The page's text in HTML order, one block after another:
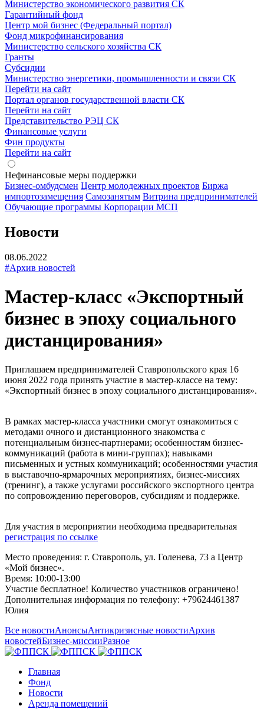
Министерство экономического развития СК
Гарантийный фонд
Центр мой бизнес (Федеральный портал)
Фонд микрофинансирования
Министерство сельского хозяйства СК
Гранты
Субсидии
Министерство энергетики, промышленности и связи СК
Перейти на сайт
Портал органов государственной власти СК
Перейти на сайт
Представительство РЭЦ СК
Финансовые услуги
Фин продукты
Перейти на сайт
Нефинансовые меры поддержки
Бизнес-омбудсмен Центр молодежных проектов Биржа
импортозамещения Cамозанятым Витрина предпринимателей
Обучающие программы Корпорации МСП
Новости
08.06.2022
#Архив новостей
Мастер-класс «Экспортный
бизнес в эпоху социального
дистанцирования»
Приглашаем предпринимателей Ставропольского края 16
июня 2022 года принять участие в мастер-классе на тему:
«Экспортный бизнес в эпоху социального дистанцирования».
В рамках мастер-класса участники смогут ознакомиться с
методами очного и дистанционного знакомства с
потенциальным бизнес-партнерами; особенностям бизнес-
коммуникаций (работа в мини-группах); навыками
письменных и устных коммуникаций; особенностями участия
в выставочно-ярмарочных мероприятиях, бизнес-миссиях
(тренинг), а также услугами российского экспортного центра
по сопровождению переговоров, субсидиям и поддержке.
Для участия в мероприятии необходима предварительная
регистрация по ссылке
Место проведения: г. Ставрополь, ул. Голенева, 73 а Центр
«Мой бизнес».
Время: 10:00-13:00
Участие бесплатное! Количество участников ограничено!
Дополнительная информация по телефону: +79624461387
Юлия
Все новостиАнонсыАнтикризисные новостиАрхив
новостейБизнес-миссииРазное
Главная
Фонд
Новости
Аренда помещений